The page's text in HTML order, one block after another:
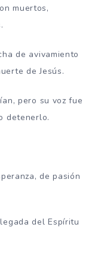
muertos,
de avivamiento
de Jesús.
pero su voz fue
detenerlo.
de pasión
del Espíritu